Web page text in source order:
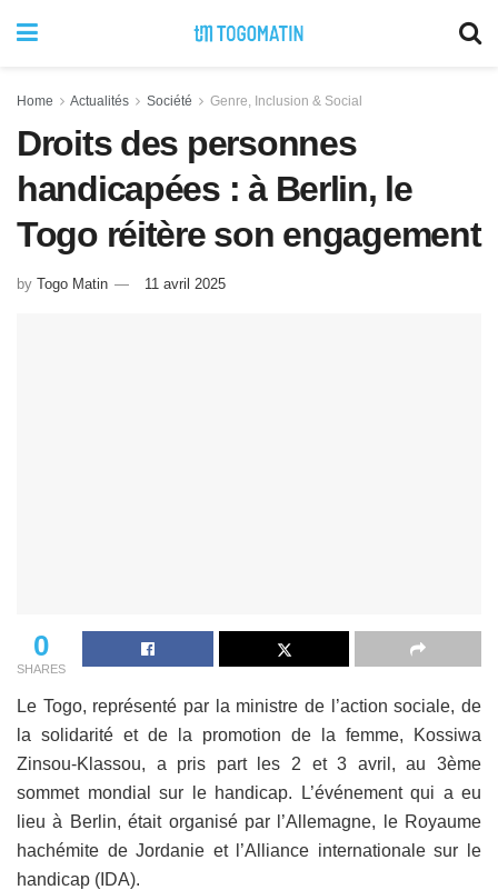
Home Actualités Société Genre, Inclusion & Social
Droits des personnes
handicapées : à Berlin, le
Togo réitère son engagement
by Togo Matin 11 avril 2025
0
SHARES
Le Togo, représenté par la ministre de l’action sociale, de
la solidarité et de la promotion de la femme, Kossiwa
Zinsou-Klassou, a pris part les 2 et 3 avril, au 3ème
sommet mondial sur le handicap. L’événement qui a eu
lieu à Berlin, était organisé par l’Allemagne, le Royaume
hachémite de Jordanie et l’Alliance internationale sur le
handicap (IDA).